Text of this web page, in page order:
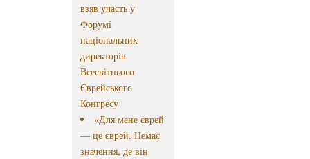
взяв участь у
Форумі
національних
директорів
Всесвітнього
Єврейського
Конгресу
«Для мене єврей
— це єврей. Немає
значення, де він